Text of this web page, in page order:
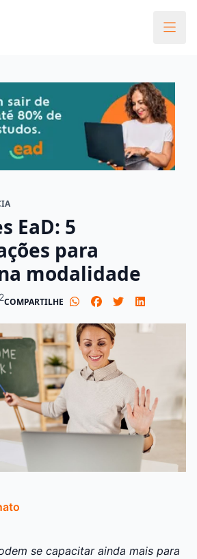
EaD: 5
para
modalidade
COMPARTILHE
se capacitar ainda mais para